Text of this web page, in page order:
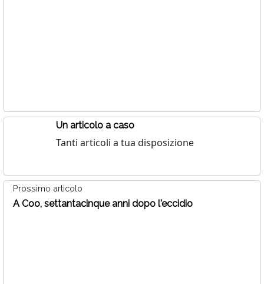
Un articolo a caso
Tanti articoli a tua disposizione
Prossimo articolo
A Coo, settantacinque anni dopo l'eccidio